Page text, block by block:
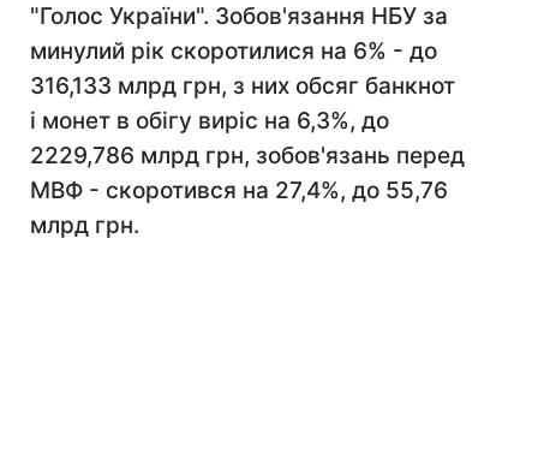
"Голос України". Зобов'язання НБУ за
минулий рік скоротилися на 6% - до
316,133 млрд грн, з них обсяг банкнот
і монет в обігу виріс на 6,3%, до
2229,786 млрд грн, зобов'язань перед
МВФ - скоротився на 27,4%, до 55,76
млрд грн.